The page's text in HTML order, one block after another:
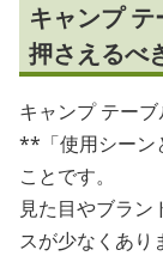
キャンプ
押さえるべ
キャンプ テーブ
**「使用シーン
ことです。
見た目やブラ
スが少なくあり